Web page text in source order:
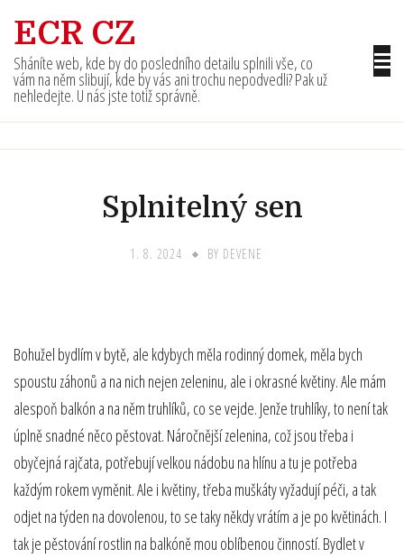
content
ECR CZ
Sháníte web, kde by do posledního detailu splnili vše, co
vám na něm slibují, kde by vás ani trochu nepodvedli? Pak už
nehledejte. U nás jste totiž správně.
Splnitelný sen
1. 8. 2024 BY DEVENE
Bohužel bydlím v bytě, ale kdybych měla rodinný domek, měla bych
spoustu záhonů a na nich nejen zeleninu, ale i okrasné květiny. Ale mám
alespoň balkón a na něm truhlíků, co se vejde. Jenže truhlíky, to není tak
úplně snadné něco pěstovat. Náročnější zelenina, což jsou třeba i
obyčejná rajčata, potřebují velkou nádobu na hlínu a tu je potřeba
každým rokem vyměnit. Ale i květiny, třeba muškáty vyžadují péči, a tak
odjet na týden na dovolenou, to se taky někdy vrátím a je po květinách. I
tak je pěstování rostlin na balkóně mou oblíbenou činností. Bydlet v